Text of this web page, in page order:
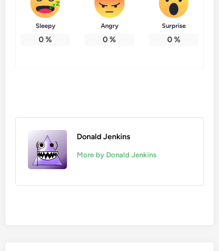
Sleepy
0 %
Angry
0 %
Surprise
0%
Donald Jenkins
More by Donald Jenkins